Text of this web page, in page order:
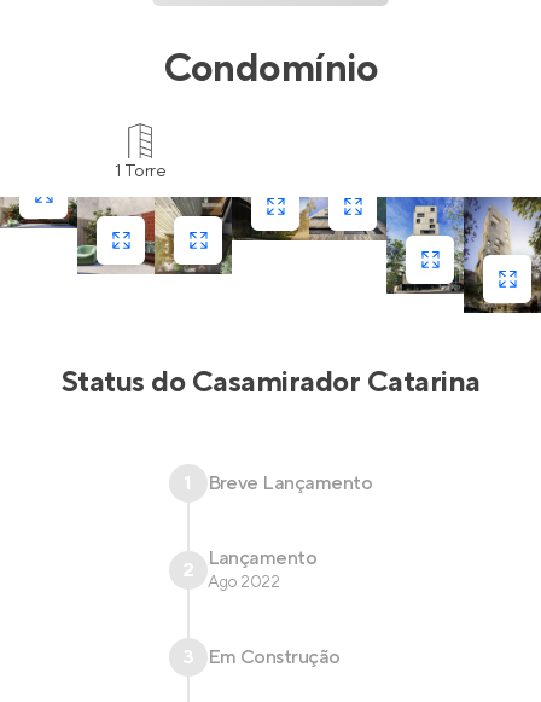
Condomínio
1 Torre
Status doCasamirador Catarina
1 Breve Lançamento
2 Lançamento
Ago 2022
3 Em Construção